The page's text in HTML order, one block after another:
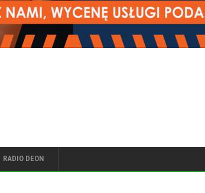
RADIO DEON